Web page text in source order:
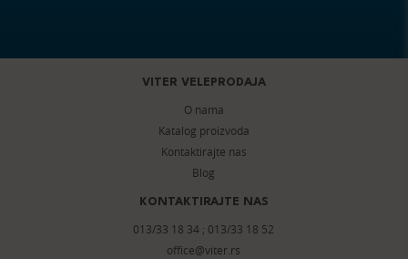
VITER VELEPRODAJA
O nama
Katalog proizvoda
Kontaktirajte nas
Blog
KONTAKTIRAJTE NAS
013/33 18 34 ; 013/33 18 52
office@viter.rs